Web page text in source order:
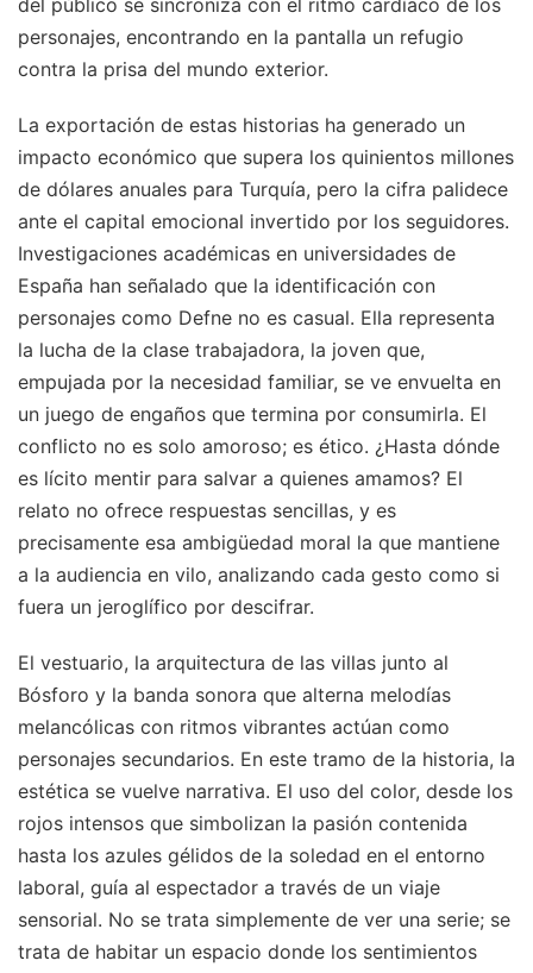
personajes, encontrando en la pantalla un refugio
contra la prisa del mundo exterior.
La exportación de estas historias ha generado un
impacto económico que supera los quinientos millones
de dólares anuales para Turquía, pero la cifra palidece
ante el capital emocional invertido por los seguidores.
Investigaciones académicas en universidades de
España han señalado que la identificación con
personajes como Defne no es casual. Ella representa
la lucha de la clase trabajadora, la joven que,
empujada por la necesidad familiar, se ve envuelta en
un juego de engaños que termina por consumirla. El
conflicto no es solo amoroso; es ético. ¿Hasta dónde
es lícito mentir para salvar a quienes amamos? El
relato no ofrece respuestas sencillas, y es
precisamente esa ambigüedad moral la que mantiene
a la audiencia en vilo, analizando cada gesto como si
fuera un jeroglífico por descifrar.
El vestuario, la arquitectura de las villas junto al
Bósforo y la banda sonora que alterna melodías
melancólicas con ritmos vibrantes actúan como
personajes secundarios. En este tramo de la historia, la
estética se vuelve narrativa. El uso del color, desde los
rojos intensos que simbolizan la pasión contenida
hasta los azules gélidos de la soledad en el entorno
laboral, guía al espectador a través de un viaje
sensorial. No se trata simplemente de ver una serie; se
trata de habitar un espacio donde los sentimientos